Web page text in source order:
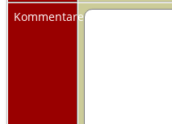
Kommentarer: